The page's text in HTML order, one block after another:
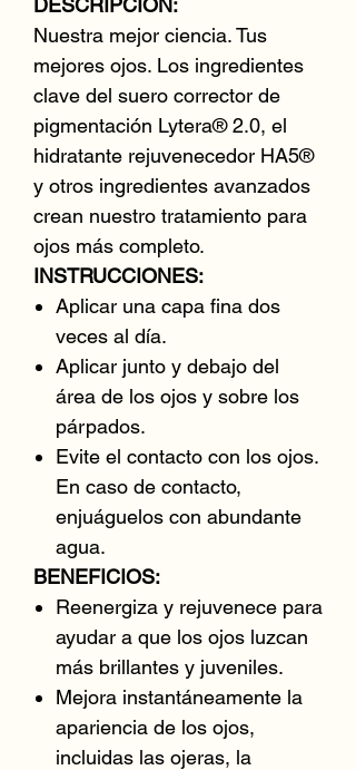
DESCRIPCIÓN:
Nuestra mejor ciencia. Tus
mejores ojos. Los ingredientes
clave del suero corrector de
pigmentación Lytera® 2.0, el
hidratante rejuvenecedor HA5®
y otros ingredientes avanzados
crean nuestro tratamiento para
ojos más completo.
INSTRUCCIONES:
Aplicar una capa fina dos
veces al día.
Aplicar junto y debajo del
área de los ojos y sobre los
párpados.
Evite el contacto con los ojos.
En caso de contacto,
enjuáguelos con abundante
agua.
BENEFICIOS:
Reenergiza y rejuvenece para
ayudar a que los ojos luzcan
más brillantes y juveniles.
Mejora instantáneamente la
apariencia de los ojos,
incluidas las ojeras, la